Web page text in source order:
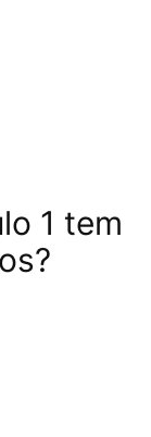
1 tem